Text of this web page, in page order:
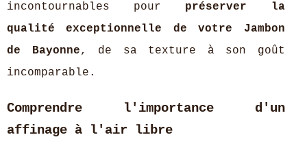
incontournables pour préserver la
qualité exceptionnelle de votre Jambon
de Bayonne, de sa texture à son goût
incomparable.
Comprendre l'importance d'un
affinage à l'air libre